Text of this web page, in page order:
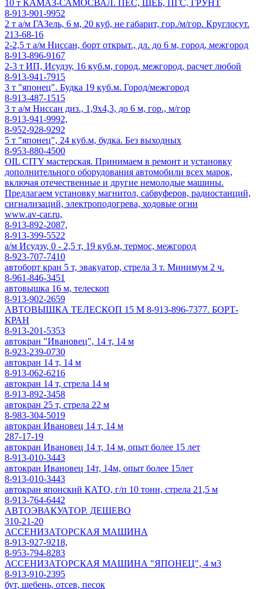
10 т КАМАЗ-САМОСВАЛ. ПЕС, ЩЕБ, ПГС, ГРУНТ
8-913-901-9952
2 т а/м ГАЗель, 6 м, 20 куб, не габарит, гор./м/гор. Круглосут.
213-68-16
2-2,5 т а/м Ниссан, борт открыт., дл. до 6 м, город, межгород
8-913-896-9167
2-3 т ИП, Исудзу, 16 куб.м, город, межгород, расчет любой
8-913-941-7915
3 т "японец". Будка 19 куб.м. Город/межгород
8-913-487-1515
3 т а/м Ниссан диз., 1,9х4,3, до 6 м, гор., м/гор
8-913-941-9992,
8-952-928-9292
5 т "японец", 24 куб.м, будка. Без выходных
8-953-880-4500
OIL CITY мастерская. Принимаем в ремонт и установку
дополнительного оборудования автомобили всех марок,
включая отечественные и другие немолодые машины.
Предлагаем установку магнитол, сабвуферов, радиостанций,
сигнализаций, электроподогрева, ходовые огни
www.av-car.ru,
8-913-892-2087,
8-913-399-5522
а/м Исудзу, 0 - 2,5 т, 19 куб.м, термос, межгород
8-923-707-7410
автоборт кран 5 т, эвакуатор, стрела 3 т. Минимум 2 ч.
8-961-846-3451
автовышка 16 м, телескоп
8-913-902-2659
АВТОВЫШКА ТЕЛЕСКОП 15 М 8-913-896-7377. БОРТ-
КРАН
8-913-201-5353
автокран "Ивановец", 14 т, 14 м
8-923-239-0730
автокран 14 т, 14 м
8-913-062-6216
автокран 14 т, стрела 14 м
8-913-892-3458
автокран 25 т, стрела 22 м
8-983-304-5019
автокран Ивановец 14 т, 14 м
287-17-19
автокран Ивановец 14 т, 14 м, опыт более 15 лет
8-913-010-3443
автокран Ивановец 14т, 14м, опыт более 15лет
8-913-010-3443
автокран японский КАТО, г/п 10 тонн, стрела 21,5 м
8-913-764-6442
АВТОЭВАКУАТОР. ДЕШЕВО
310-21-20
АССЕНИЗАТОРСКАЯ МАШИНА
8-913-927-9218,
8-953-794-8283
АССЕНИЗАТОРСКАЯ МАШИНА "ЯПОНЕЦ", 4 м3
8-913-910-2395
бут, щебень, отсев, песок